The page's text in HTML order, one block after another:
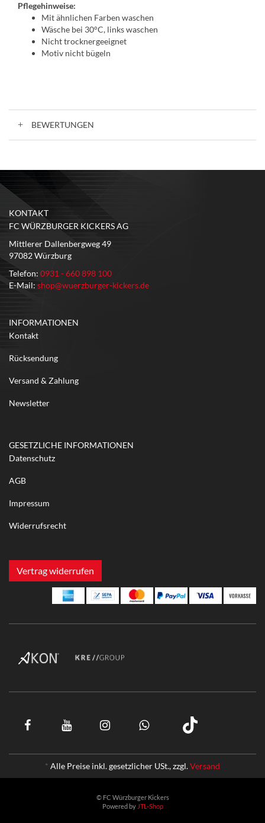
Pflegehinweise:
Mit ähnlichen Farben waschen
Wäsche bei 30°C, links waschen
Nicht trocknergeeignet
Motiv nicht bügeln
BEWERTUNGEN
KONTAKT
FC WÜRZBURGER KICKERS AG
Mittlerer Dallenbergweg 49
97082 Würzburg
Telefon: 0931 - 660 898 100
E-Mail: shop@wuerzburger-kickers.de
INFORMATIONEN
Kontakt
Rücksendung
Versand & Zahlung
Newsletter
GESETZLICHE INFORMATIONEN
Datenschutz
AGB
Impressum
Widerrufsrecht
Vertrag widerrufen
* Alle Preise inkl. gesetzlicher USt., zzgl.Versand
© FC Würzburger Kickers
Powered by JTL-Shop